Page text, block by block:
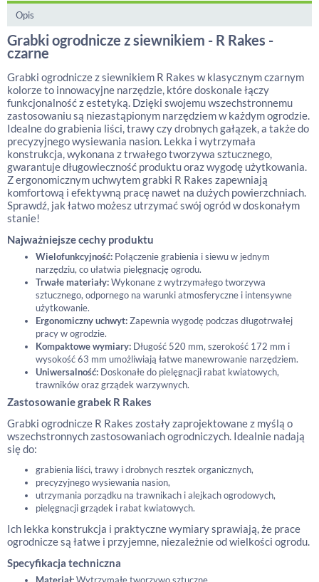
Opis
Grabki ogrodnicze z siewnikiem - R Rakes -
czarne
Grabki ogrodnicze z siewnikiem R Rakes w klasycznym czarnym
kolorze to innowacyjne narzędzie, które doskonale łączy
funkcjonalność z estetyką. Dzięki swojemu wszechstronnemu
zastosowaniu są niezastąpionym narzędziem w każdym ogrodzie.
Idealne do grabienia liści, trawy czy drobnych gałązek, a także do
precyzyjnego wysiewania nasion. Lekka i wytrzymała
konstrukcja, wykonana z trwałego tworzywa sztucznego,
gwarantuje długowieczność produktu oraz wygodę użytkowania.
Z ergonomicznym uchwytem grabki R Rakes zapewniają
komfortową i efektywną pracę nawet na dużych powierzchniach.
Sprawdź, jak łatwo możesz utrzymać swój ogród w doskonałym
stanie!
Najważniejsze cechy produktu
Wielofunkcyjność: Połączenie grabienia i siewu w jednym
narzędziu, co ułatwia pielęgnację ogrodu.
Trwałe materiały:Wykonane z wytrzymałego tworzywa
sztucznego, odpornego na warunki atmosferyczne i intensywne
użytkowanie.
Ergonomiczny uchwyt:Zapewnia wygodę podczas długotrwałej
pracy w ogrodzie.
Kompaktowe wymiary: Długość 520 mm, szerokość 172 mm i
wysokość 63 mm umożliwiają łatwe manewrowanie narzędziem.
Uniwersalność: Doskonałe do pielęgnacji rabat kwiatowych,
trawników oraz grządek warzywnych.
Zastosowanie grabek R Rakes
Grabki ogrodnicze R Rakes zostały zaprojektowane z myślą o
wszechstronnych zastosowaniach ogrodniczych. Idealnie nadają
się do:
grabienia liści, trawy i drobnych resztek organicznych,
precyzyjnego wysiewania nasion,
utrzymania porządku na trawnikach i alejkach ogrodowych,
pielęgnacji grządek i rabat kwiatowych.
Ich lekka konstrukcja i praktyczne wymiary sprawiają, że prace
ogrodnicze są łatwe i przyjemne, niezależnie od wielkości ogrodu.
Specyfikacja techniczna